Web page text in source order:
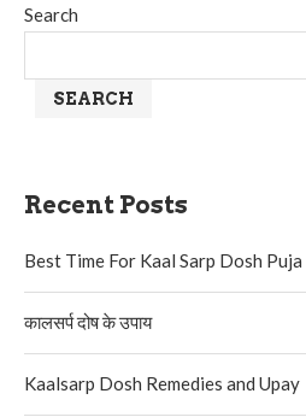
Search
SEARCH
Recent Posts
Best Time For Kaal Sarp Dosh Puja
कालसर्प दोष के उपाय
Kaalsarp Dosh Remedies and Upay